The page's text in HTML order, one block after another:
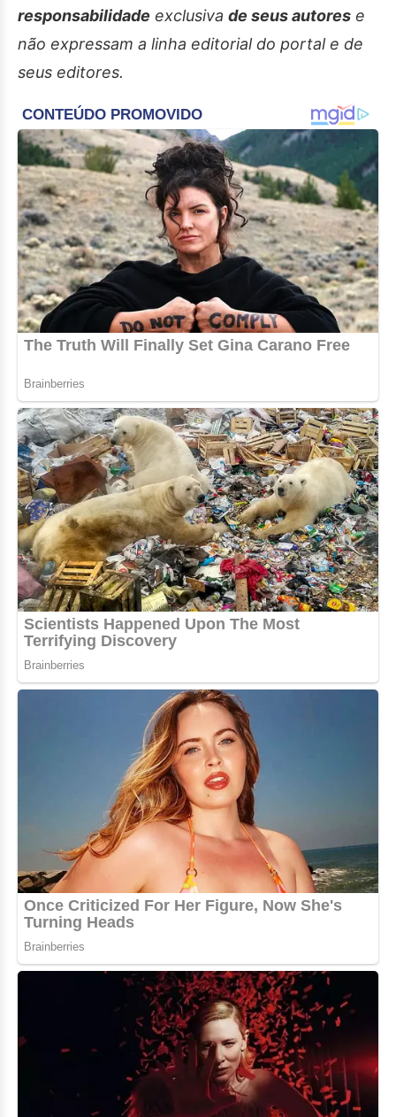
responsabilidade exclusiva de seus autores e
não expressam a linha editorial do portal e de
seus editores.